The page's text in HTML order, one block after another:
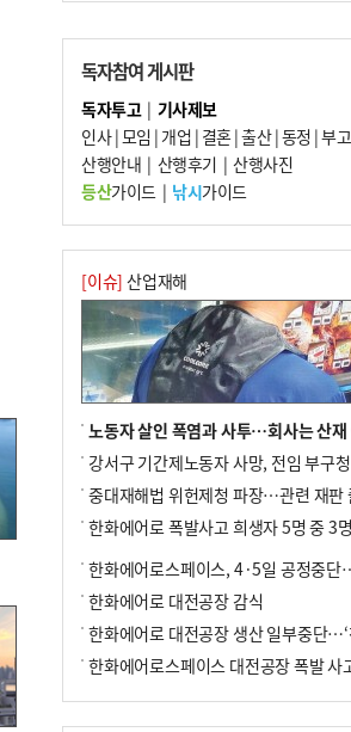
군사기밀 유출자 색출 지시
7
부산 주유소 휘발유 평균가 ℓ당 1849
전주보다 3원 ↓
8
[속보] ‘심판 성접대’ 논란 축구협회 공
과…“현재는 부적절 행위 없어”
10 "올해 코스피 사이드카 43회 중 25회
전닉스 ETF 이후 발생"
독자참여 게시판
독자투고| 기사제보
인사|모임 | 개업 | 결혼|출산|동정 |부고
산행안내 | 산행후기 | 산행사진
등산가이드| 낚시가이드
[이슈] 산업재해
한화에어로 대전공장 감식